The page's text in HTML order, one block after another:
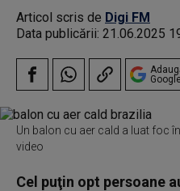
Articol scris de Digi FM
Data publicării: 21.06.2025
Un balon cu aer cald a luat foc
video
Cel puţin opt persoane